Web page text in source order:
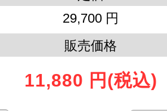
29,700 円
販売価格
11,880 円 (税込)